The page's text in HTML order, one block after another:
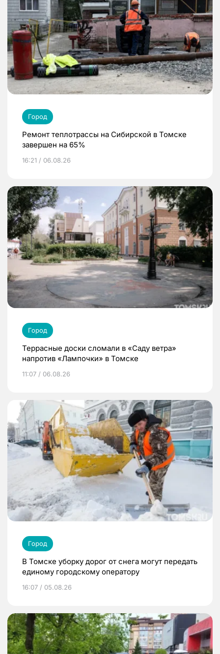
Город
Ремонт теплотрассы на Сибирской в Томске
завершен на 65%
16:21 / 06.08.26
Город
Террасные доски сломали в «Саду ветра»
напротив «Лампочки» в Томске
11:07 / 06.08.26
Город
В Томске уборку дорог от снега могут передать
единому городскому оператору
16:07 / 05.08.26